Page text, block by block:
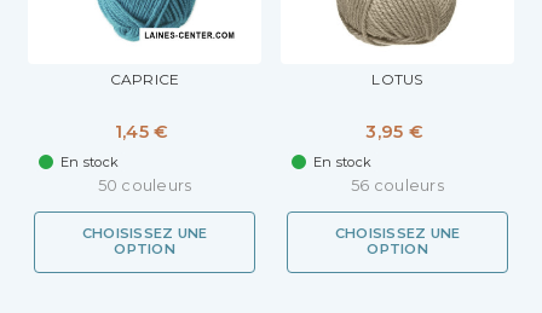
CAPRICE
1,45 €
En stock
50 couleurs
CHOISISSEZ UNE
OPTION
LOTUS
3,95 €
En stock
56 couleurs
CHOISISSEZ UNE
OPTION